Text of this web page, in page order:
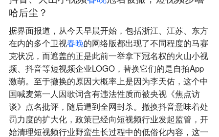
哈后尘？
据界面报道，从今天早晨开始，包括浙江、江苏、东方
在内的多个卫视春晚的网络版都出现了不同程度的马赛
克状况，而遮盖的正是此前一举拿下冠名权的火山小视
频、抖音等短视频企业LOGO，替换它们的是自拍App
激萌。至于撤换的原因大概率上是因为李天佑，这个中
国喊麦第一人因歌词含有违法性质而被央视《焦点访
谈》点名批评，随后遭到全网封杀。撤换抖音意味着处
罚力度的扩大化，政策已经向短视频行业发起监管，开
始清理短视频行业野蛮生长过程中的低俗化内容，这一